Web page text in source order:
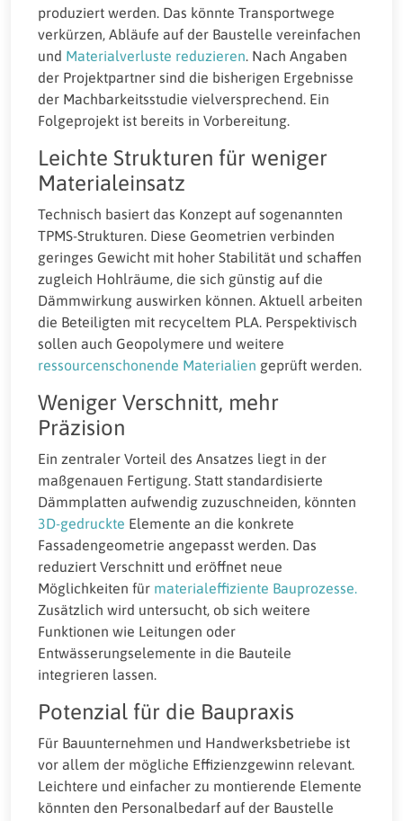
produziert werden. Das könnte Transportwege
verkürzen, Abläufe auf der Baustelle vereinfachen
und Materialverluste reduzieren. Nach Angaben
der Projektpartner sind die bisherigen Ergebnisse
der Machbarkeitsstudie vielversprechend. Ein
Folgeprojekt ist bereits in Vorbereitung.
Leichte Strukturen für weniger
Materialeinsatz
Technisch basiert das Konzept auf sogenannten
TPMS-Strukturen. Diese Geometrien verbinden
geringes Gewicht mit hoher Stabilität und schaffen
zugleich Hohlräume, die sich günstig auf die
Dämmwirkung auswirken können. Aktuell arbeiten
die Beteiligten mit recyceltem PLA. Perspektivisch
sollen auch Geopolymere und weitere
ressourcenschonende Materialien geprüft werden.
Weniger Verschnitt, mehr
Präzision
Ein zentraler Vorteil des Ansatzes liegt in der
maßgenauen Fertigung. Statt standardisierte
Dämmplatten aufwendig zuzuschneiden, könnten
3D-gedruckte Elemente an die konkrete
Fassadengeometrie angepasst werden. Das
reduziert Verschnitt und eröffnet neue
Möglichkeiten für materialeffiziente Bauprozesse.
Zusätzlich wird untersucht, ob sich weitere
Funktionen wie Leitungen oder
Entwässerungselemente in die Bauteile
integrieren lassen.
Potenzial für die Baupraxis
Für Bauunternehmen und Handwerksbetriebe ist
vor allem der mögliche Effizienzgewinn relevant.
Leichtere und einfacher zu montierende Elemente
könnten den Personalbedarf auf der Baustelle